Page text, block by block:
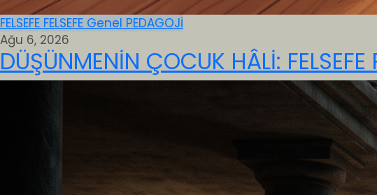
FELSEFE FELSEFE Genel PEDAGOJİ
Ağu 6, 2026
DÜŞÜNMENİN ÇOCUK HÂLİ: FELSEFE